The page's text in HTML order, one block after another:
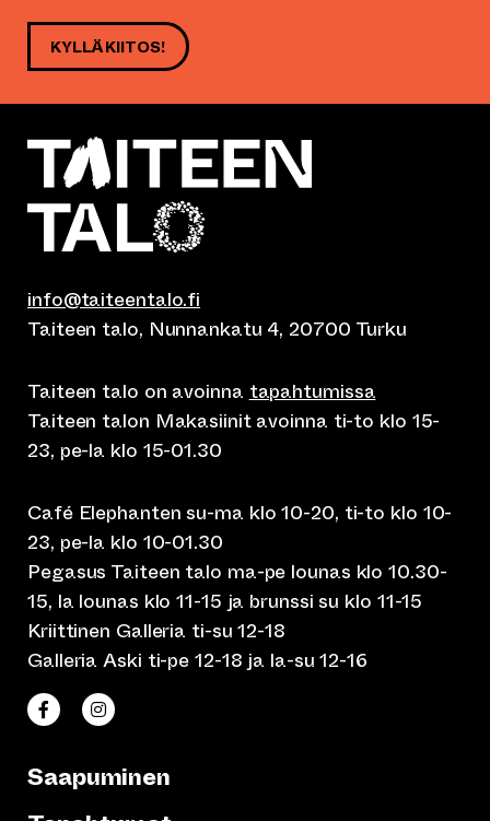
KYLLÄ KIITOS!
info@taiteentalo.fi
Taiteen talo, Nunnankatu 4, 20700 Turku
Taiteen talo on avoinna tapahtumissa
Taiteen talon Makasiinit avoinna ti-to klo 15-
23, pe-la klo 15-01.30
Café Elephanten su-ma klo 10-20, ti-to klo 10-
23, pe-la klo 10-01.30
Pegasus Taiteen talo ma-pe lounas klo 10.30-
15, la lounas klo 11-15 ja brunssi su klo 11-15
Kriittinen Galleria ti-su 12-18
Galleria Aski ti-pe 12-18 ja la-su 12-16
Taiteen talo Facebookissa
(siirtyy toiseen verkkopalveluun)
Taiteen talo Instagramissa
(siirtyy toiseen verkkopalveluun)
Saapuminen